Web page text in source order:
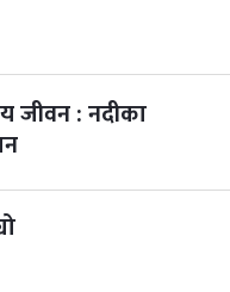
७ महिना बाँकी
जीवन : नदीका